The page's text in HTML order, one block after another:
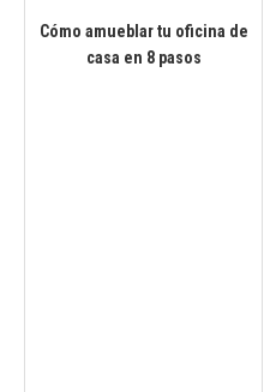
Cómo amueblar tu oficina de
casa en 8 pasos